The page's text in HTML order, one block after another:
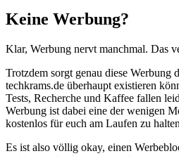
Schließen
Keine Werbung?
Klar, Werbung nervt manchmal. Das
Trotzdem sorgt genau diese Werbung
techkrams.de überhaupt existieren
Tests, Recherche und Kaffee fallen
Werbung ist dabei eine der wenigen
kostenlos für euch am Laufen zu
Es ist also völlig okay, einen